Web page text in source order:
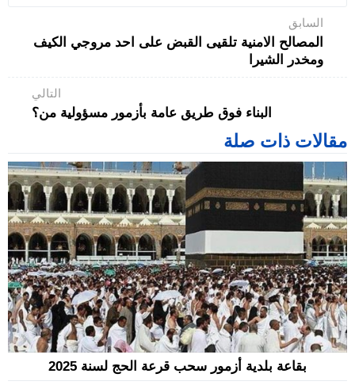
السابق
المصالح الامنية تلقيى القبض على احد مروجي الكيف
ومخدر الشيرا
التالي
البناء فوق طريق عامة بأزمور مسؤولية من؟
مقالات ذات صلة
بقاعة بلدية أزمور سحب قرعة الحج لسنة 2025